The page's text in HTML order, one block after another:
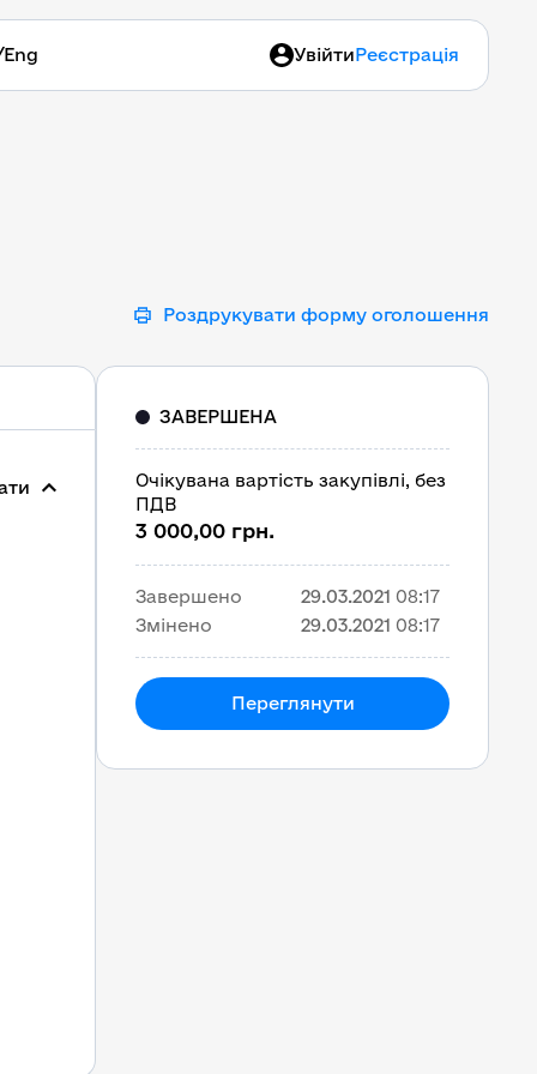
Eng УвійтиРеєстрація
Роздрукувати форму оголошення
ЗАВЕРШЕНА
Очікувана вартість закупівлі, без
ПДВ
3 000,00 грн.
Завершено 29.03.2021 08:17
Змінено
29.03.2021 08:17
Переглянути